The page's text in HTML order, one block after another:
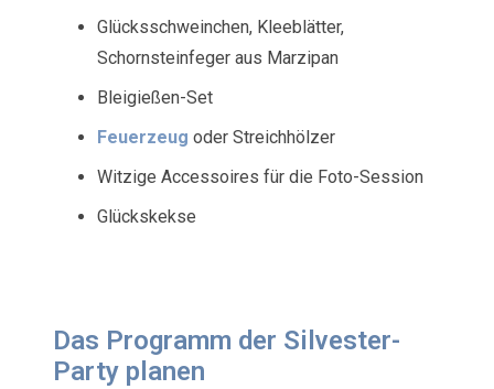
Glücksschweinchen, Kleeblätter,
Schornsteinfeger aus Marzipan
Bleigießen-Set
Feuerzeug oder Streichhölzer
Witzige Accessoires für die Foto-Session
Glückskekse
Das Programm der Silvester-
Party planen